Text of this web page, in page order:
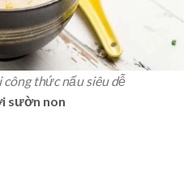
thức nấu siêu dễ
sườn non